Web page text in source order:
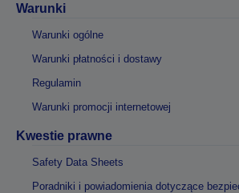
Warunki
Warunki ogólne
Warunki płatności i dostawy
Regulamin
Warunki promocji internetowej
Kwestie prawne
Safety Data Sheets
Poradniki i powiadomienia dotyczące